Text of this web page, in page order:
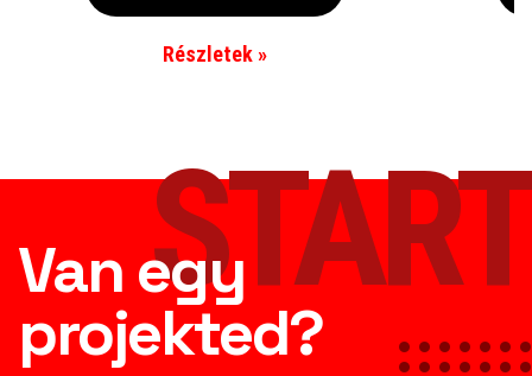
Részletek »
Van egy
projekted?
START